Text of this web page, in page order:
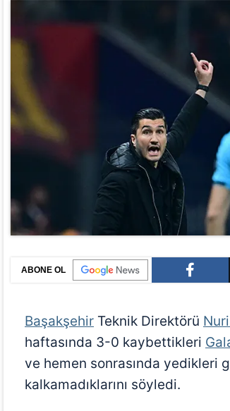
ABONE OL
Başakşehir Teknik Direktörü
haftasında 3-0 kaybettikleri
ve hemen sonrasında yedikleri
kalkamadıklarını söyledi.